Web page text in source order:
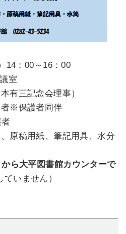
14：00～16：00
室
有三記念会理事）
者※保護者同伴
原稿用紙、筆記用具、水分
ら大平図書館カウンターで
いません）